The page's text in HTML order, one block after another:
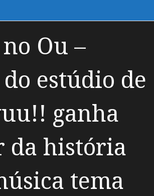
Ou –
estúdio de
ganha
da história
tema